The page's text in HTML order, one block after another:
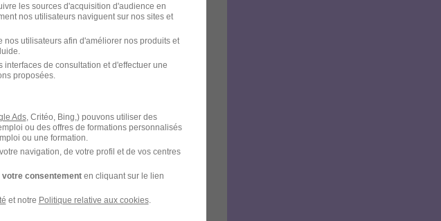
les sources d'acquisition d'audience en
nos utilisateurs naviguent sur nos sites et
nos utilisateurs afin d'améliorer nos produits et
de consultation et d'effectuer une
proposées.
Ads, Critéo, Bing,) pouvons utiliser des
ou des offres de formations personnalisés
ou une formation.
navigation, de votre profil et de vos centres
consentementen cliquant sur le lien
et notre Politique relative aux cookies.